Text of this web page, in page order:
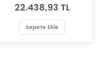
22.438,93 TL
Sepete Ekle